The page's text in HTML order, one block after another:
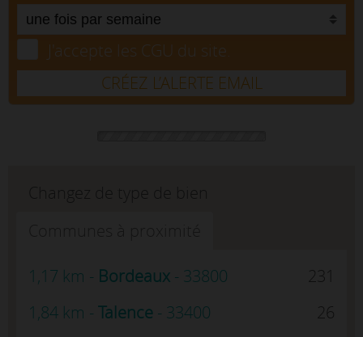
J'accepte les CGU du site.
CRÉEZ L’ALERTE EMAIL
1,17 km - Bordeaux - 33800
231
1,84 km - Talence - 33400
26